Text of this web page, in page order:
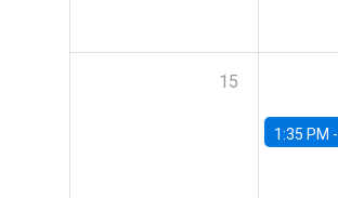
15
1:35 PM -